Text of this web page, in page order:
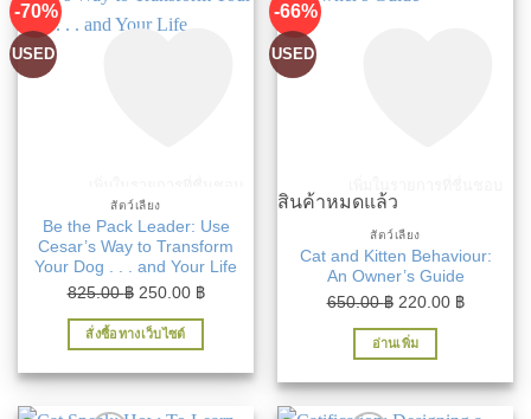
-70%
USED
สัตว์เลี้ยง
Be the Pack Leader: Use
Cesar’s Way to Transform
Your Dog . . . and Your Life
825.00฿ Original
price
was:
250.00 ฿Current
price
สั่งซื้อทางเว็บไซต์
-66%
USED
สินค้าหมดแล้ว
สัตว์เลี้ยง
Cat and Kitten Behaviour:
An Owner’s Guide
650.00฿ Original
price
was:
220.00 ฿Current
อ่านเพิ่ม